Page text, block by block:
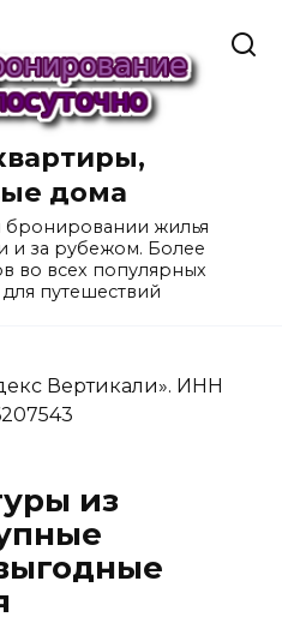
дома
жилья
и за рубежом. Более
во всех популярных
путешествий
Вертикали». ИНН
из